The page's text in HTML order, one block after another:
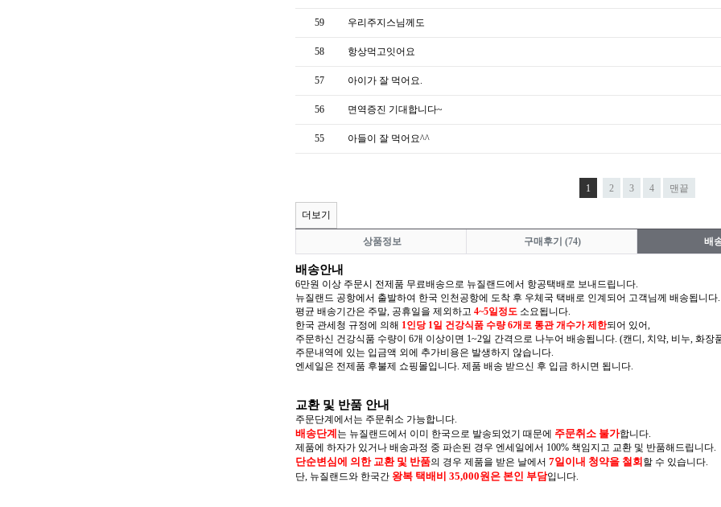
59 우리주지스님께도
58 항상먹고잇어요
57 아이가 잘 먹어요.
56 면역증진 기대합니다~
55 아들이 잘 먹어요^^
1 2 3 4 맨끝
더보기
상품정보 구매후기 (74) 배
배송안내
6만원 이상 주문시 전제품 무료배송으로 뉴질랜드에서 항공택배로 보내드립니다.
뉴질랜드 공항에서 출발하여 한국 인천공항에 도착 후 우체국 택배로 인계되어 고객님께 배송됩니다.
평균 배송기간은 주말, 공휴일을 제외하고 4~5일정도 소요됩니다.
한국 관세청 규정에 의해 1인당 1일 건강식품 수량 6개로 통관 개수가 제한되어 있어,
주문하신 건강식품 수량이 6개 이상이면 1~2일 간격으로 나누어 배송됩니다. (캔디, 치약, 비누, 화장
주문내역에 있는 입금액 외에 추가비용은 발생하지 않습니다.
엔세일은 전제품 후불제 쇼핑몰입니다. 제품 배송 받으신 후 입금 하시면 됩니다.
교환 및 반품 안내
주문단계에서는 주문취소 가능합니다.
배송단계 는 뉴질랜드에서 이미 한국으로 발송되었기 때문에 주문취소 불가합니다.
제품에 하자가 있거나 배송과정 중 파손된 경우 엔세일에서 100% 책임지고 교환 및 반품해드립니다.
단순변심에 의한 교환 및 반품의 경우 제품을 받은 날에서 7일이내 청약을 철회 할 수 있습니다.
단, 뉴질랜드와 한국간 왕복 택배비 35,000원은 본인 부담입니다.